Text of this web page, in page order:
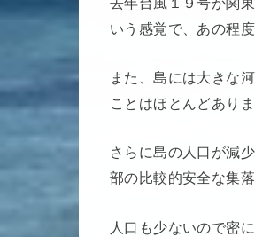
いう感覚で、あの程
また、島には大きな
ことはほとんどありま
さらに島の人口が減
部の比較的安全な集
人口も少ないので密